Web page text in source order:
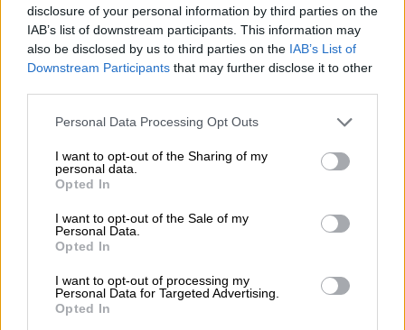
disclosure of your personal information by third parties on the
IAB’s list of downstream participants. This information may
also be disclosed by us to third parties on the IAB’s List of
Downstream Participants that may further disclose it to other
Personal Data Processing Opt Outs
I want to opt-out of the Sharing of my
personal data.
Opted In
I want to opt-out of the Sale of my
Personal Data.
Opted In
I want to opt-out of processing my
Personal Data for Targeted Advertising.
Opted In
Este experto agente forestal manifiesta que “no
existe una política forestal que evite que los
conatos que se tengan para que no se
conviertan en grandes incendios”.
díasla campaña de prevención contra los
incendios forestales,
“prevención”. Los agentes forestales
consideramos que lo prioritario en la prevención
no se está haciendo (…) que en invierno se
mantengan los montes limpios, mantener
nuestras pistas forestales y cortafuegos
limpios”.